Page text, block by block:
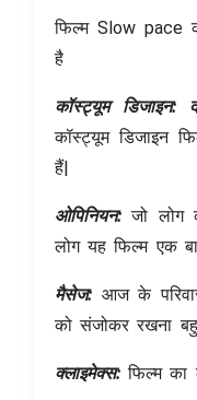
फिल्म Slow pace
है
कॉस्ट्यूम डिजाइन:
कॉस्ट्यूम डिजाइन
हैं|
ओपिनियन: जो लोग
लोग यह फिल्म एक
मैसेज: आज के
को संजोकर रखना
क्लाइमेक्स: फिल्म का